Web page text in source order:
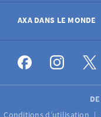
Contact
Déclarer sinistre
Postes à pourvoir
AXA DANS LE MONDE
AXA dans le monde
DE
Conditions d’utilisation